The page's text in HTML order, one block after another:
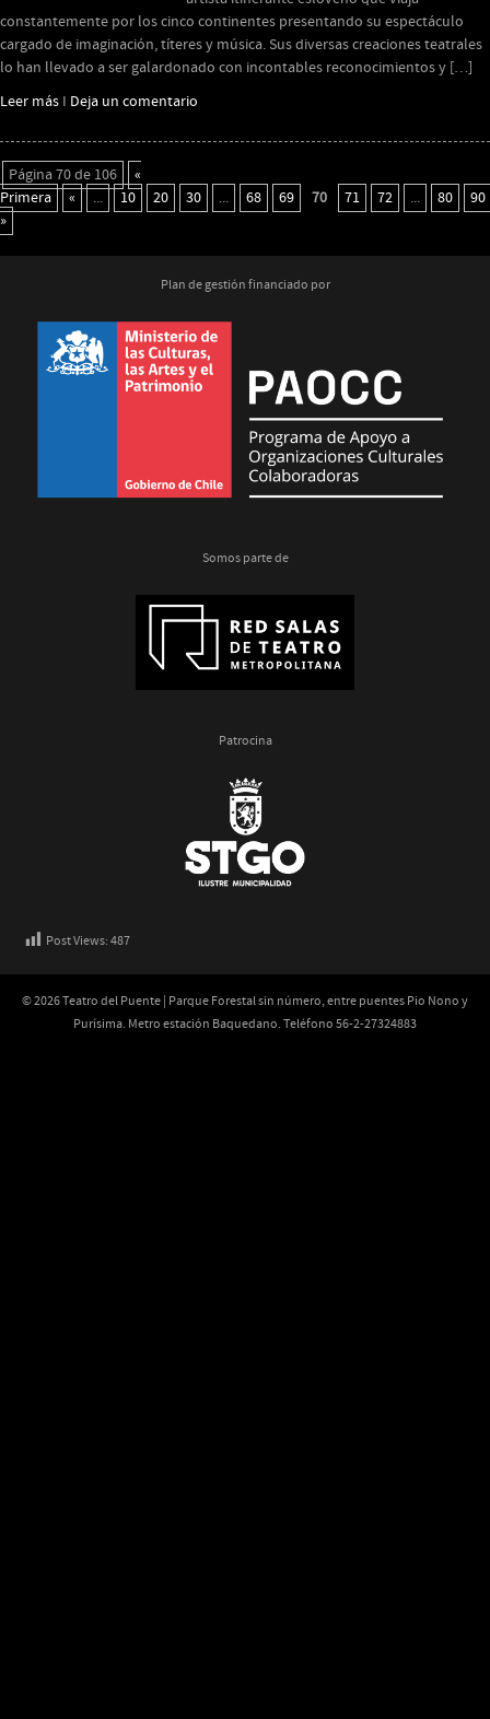
constantemente por los cinco continentes presentando su espectáculo
cargado de imaginación, títeres y música. Sus diversas creaciones teatrales
lo han llevado a ser galardonado con incontables reconocimientos y […]
Leer más I Deja un comentario
Página 70 de 106
«
Primera
« ... 10 20 30 ... 68 69 70 71 72 ... 80
90
»
Plan de gestión financiado por
Somos parte de
Patrocina
Post Views:487
© 2026 Teatro del Puente | Parque Forestal sin número, entre puentes Pio Nono y
Purísima. Metro estación Baquedano. Teléfono 56-2-27324883